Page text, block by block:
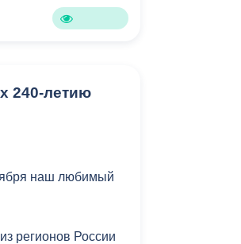
240-летию
наш любимый
регионов России